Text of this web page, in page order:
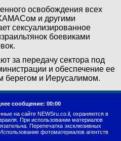
освобождения всех
и другими
сексуализированное
боевиками
за передачу сектора под
и обеспечение ее
берегом и Иерусалимом.
сообщение: 00:00
на сайте NEWSru.co.il, охраняются в
При использовании материалов
Перепечатка эксклюзивных
фотоматериалов агентств